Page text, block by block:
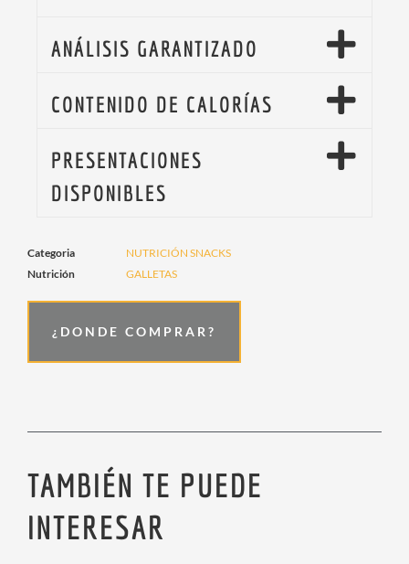
ANÁLISIS GARANTIZADO
CONTENIDO DE CALORÍAS
PRESENTACIONES
DISPONIBLES
Categoria
NUTRICIÓN SNACKS
Nutrición
GALLETAS
¿DONDE COMPRAR?
TAMBIÉN TE PUEDE
INTERESAR